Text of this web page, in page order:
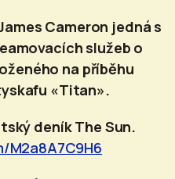
Cameron jedná s
služeb o
na příběhu
«Titan».
deník The Sun.